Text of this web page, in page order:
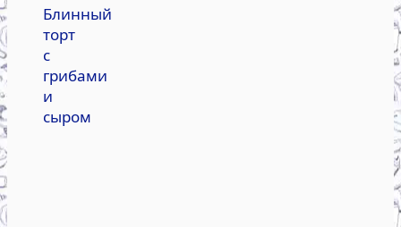
Блинный
торт
с
грибами
и
сыром